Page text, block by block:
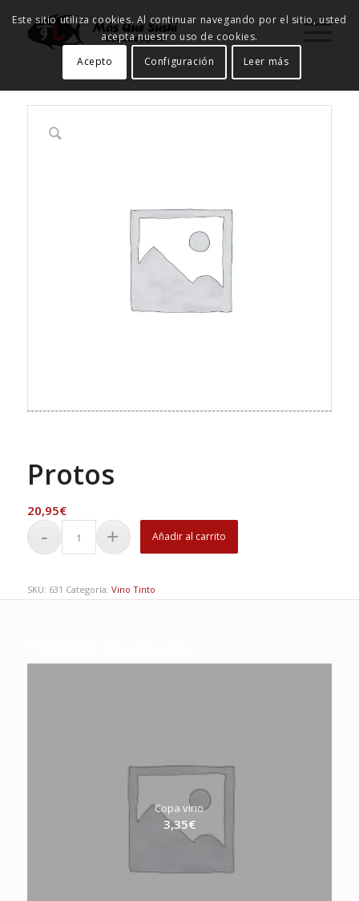
Protos
20,95€
Añadir al carrito
SKU: 631 Categoría: Vino Tinto
Copa vino
3,35€
Este sitio utiliza cookies. Al continuar navegando por el sitio, usted
acepta nuestro uso de cookies.
Acepto
Configuración Leer más